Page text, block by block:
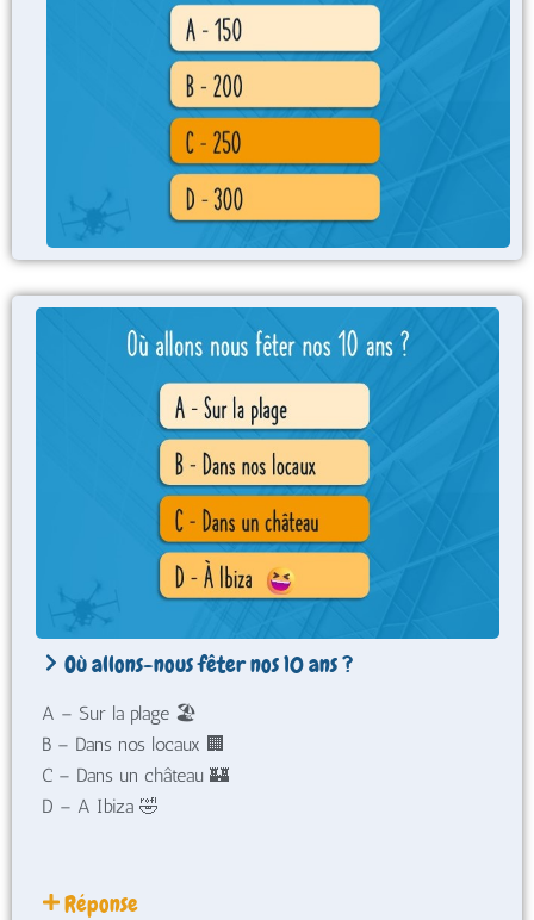
Où allons-nous fêter nos 10 ans ?
A – Sur la plage 🏖️
B – Dans nos locaux 🏢
C – Dans un château 🏰
D – A Ibiza 🤣
Réponse